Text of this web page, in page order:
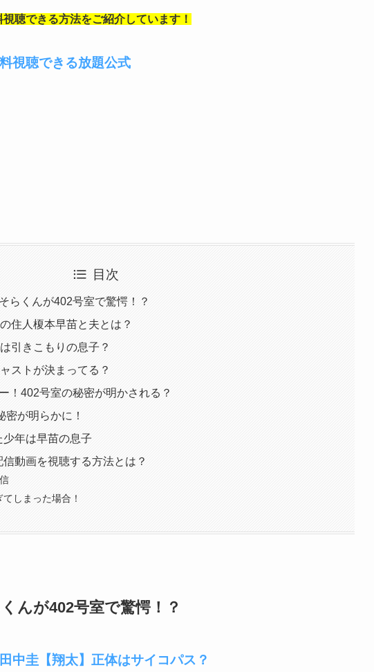
聴できる方法をご紹介しています！
視聴できる放題公式
目次
らくんが402号室で驚愕！？
住人榎本早苗と夫とは？
引きこもりの息子？
ストが決まってる？
！402号室の秘密が明かされる？
が明らかに！
年は早苗の息子
動画を視聴する方法とは？
しまった場合！
んが402号室で驚愕！？
中圭【翔太】正体はサイコパス？